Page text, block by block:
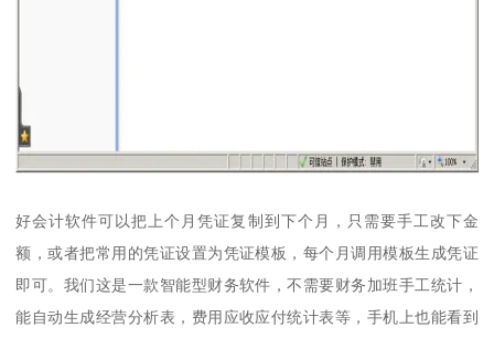
好会计软件可以把上个月凭证复制到下个月，只需要手工改下金
额，或者把常用的凭证设置为凭证模板，每个月调用模板生成凭证
即可。我们这是一款智能型财务软件，不需要财务加班手工统计，
能自动生成经营分析表，费用应收应付统计表等，手机上也能看到